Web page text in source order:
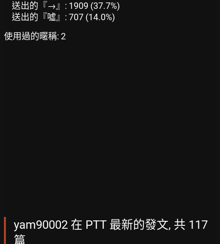
送出的『→』: 1909 (37.7%)
送出的『噓』: 707 (14.0%)
使用過的暱稱: 2
yam90002 在 PTT 最新的發文, 共 117
篇